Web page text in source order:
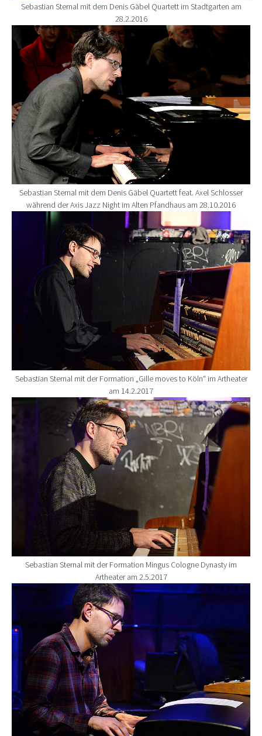
Sebastian Sternal mit dem Denis Gäbel Quartett im Stadtgarten am
28.2.2016
Show larger version for:
Sebastian Sternal mit dem Denis Gäbel Quartett feat. Axel Schlosser
während der Axis Jazz Night im Alten Pfandhaus am 28.10.2016
Show larger version for:
Sebastian Sternal mit der Formation „Gille moves to Köln“ im Artheater
am 14.2.2017
Show larger version for:
Sebastian Sternal mit der Formation Mingus Cologne Dynasty im
Artheater am 2.5.2017
Show larger version for: